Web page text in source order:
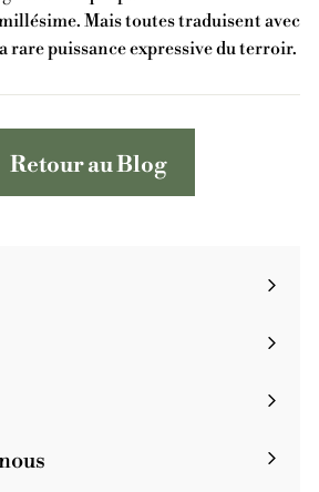
Mais toutes traduisent avec
puissance expressive du terroir.
Retour au Blog